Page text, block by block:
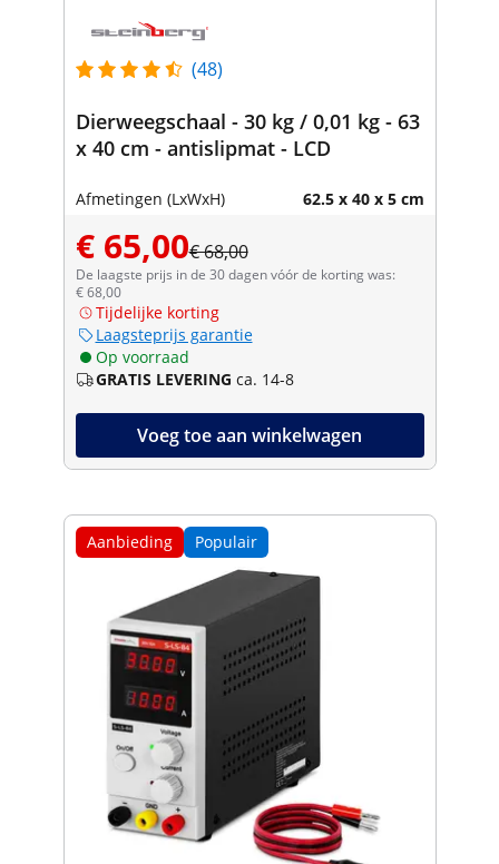
(48)
Dierweegschaal - 30 kg / 0,01 kg - 63
x 40 cm - antislipmat - LCD
Afmetingen (LxWxH) 62.5 x 40 x 5 cm
€ 65,00€ 68,00
De laagste prijs in de 30 dagen vóór de korting was:
€ 68,00
Tijdelijke korting
Laagsteprijs garantie
Op voorraad
GRATIS LEVERING ca. 14-8
Voeg toe aan winkelwagen
Aanbieding Populair